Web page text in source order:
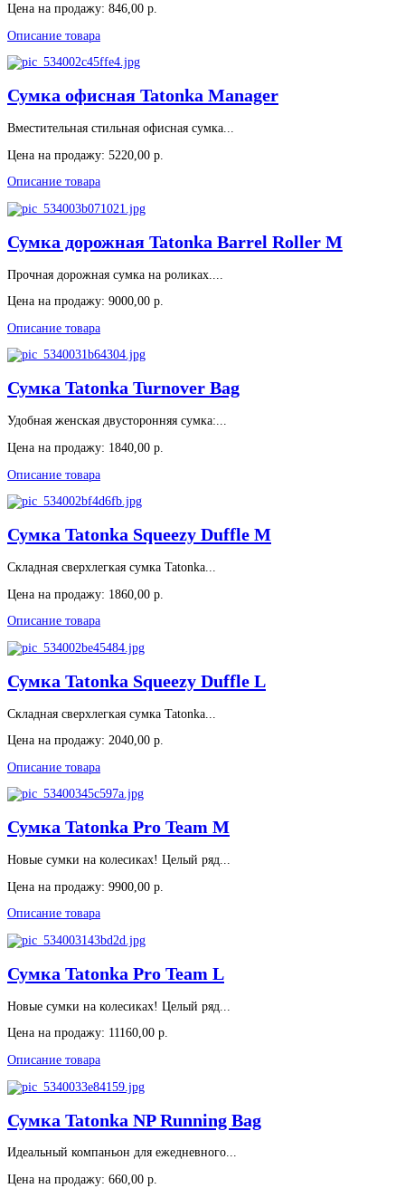
Цена на продажу: 846,00 р.
Описание товара
Сумка офисная Tatonka Manager
Вместительная стильная офисная сумка...
Цена на продажу: 5220,00 р.
Описание товара
Сумка дорожная Tatonka Barrel Roller М
Прочная дорожная сумка на роликах....
Цена на продажу: 9000,00 р.
Описание товара
Сумка Tatonka Turnover Bag
Удобная женская двусторонняя сумка:...
Цена на продажу: 1840,00 р.
Описание товара
Сумка Tatonka Squeezy Duffle M
Складная сверхлегкая сумка Tatonka...
Цена на продажу: 1860,00 р.
Описание товара
Сумка Tatonka Squeezy Duffle L
Складная сверхлегкая сумка Tatonka...
Цена на продажу: 2040,00 р.
Описание товара
Сумка Tatonka Pro Team M
Новые сумки на колесиках! Целый ряд...
Цена на продажу: 9900,00 р.
Описание товара
Сумка Tatonka Pro Team L
Новые сумки на колесиках! Целый ряд...
Цена на продажу: 11160,00 р.
Описание товара
Сумка Tatonka NP Running Bag
Идеальный компаньон для ежедневного...
Цена на продажу: 660,00 р.